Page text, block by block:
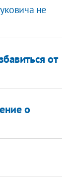
не
от
о